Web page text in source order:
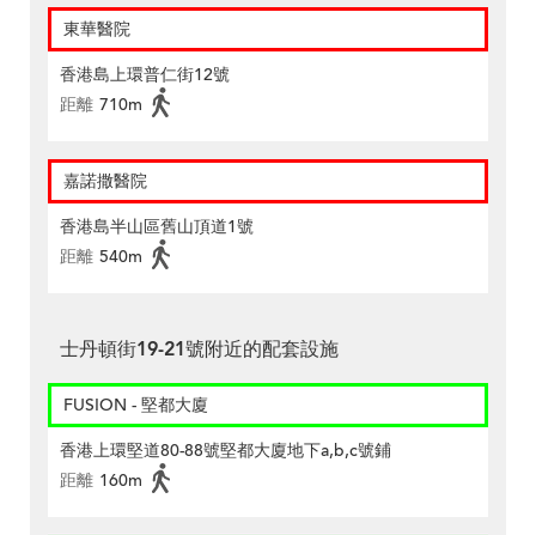
東華醫院
香港島上環普仁街12號
距離 710m
嘉諾撒醫院
香港島半山區舊山頂道1號
距離 540m
士丹頓街19-21號附近的配套設施
FUSION - 堅都大廈
香港上環堅道80-88號堅都大廈地下a,b,c號鋪
距離 160m